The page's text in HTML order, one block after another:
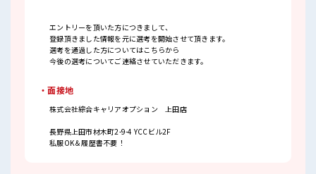
エントリーを頂いた方につきまして、
登録頂きました情報を元に選考を開始させて頂きます。
選考を通過した方についてはこちらから
今後の選考についてご連絡させていただきます。
・面接地
株式会社綜合キャリアオプション 上田店
長野県上田市材木町2-9-4 YCCビル2F
私服OK＆履歴書不要！